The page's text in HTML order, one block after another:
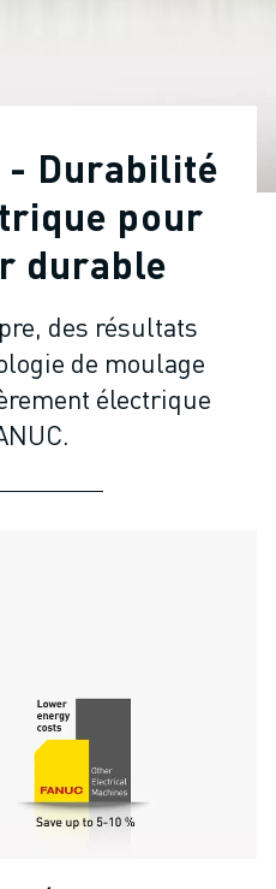
LES SALLES BLANCHES
- Durabilité
pour
durable
des résultats
de moulage
électrique